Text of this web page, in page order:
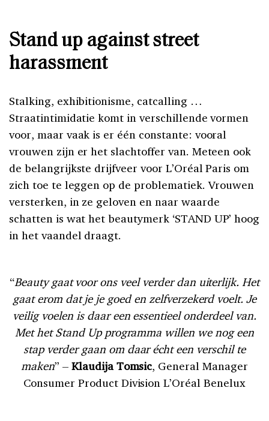
Stand up against street
harassment
Stalking, exhibitionisme, catcalling …
Straatintimidatie komt in verschillende vormen
voor, maar vaak is er één constante: vooral
vrouwen zijn er het slachtoffer van. Meteen ook
de belangrijkste drijfveer voor L’Oréal Paris om
zich toe te leggen op de problematiek. Vrouwen
versterken, in ze geloven en naar waarde
schatten is wat het beautymerk ‘STAND UP’ hoog
in het vaandel draagt.
“Beauty gaat voor ons veel verder dan uiterlijk. Het
gaat erom dat je je goed en zelfverzekerd voelt. Je
veilig voelen is daar een essentieel onderdeel van.
Met het Stand Up programma willen we nog een
stap verder gaan om daar écht een verschil te
maken” – Klaudija Tomsic, General Manager
Consumer Product Division L’Oréal Benelux